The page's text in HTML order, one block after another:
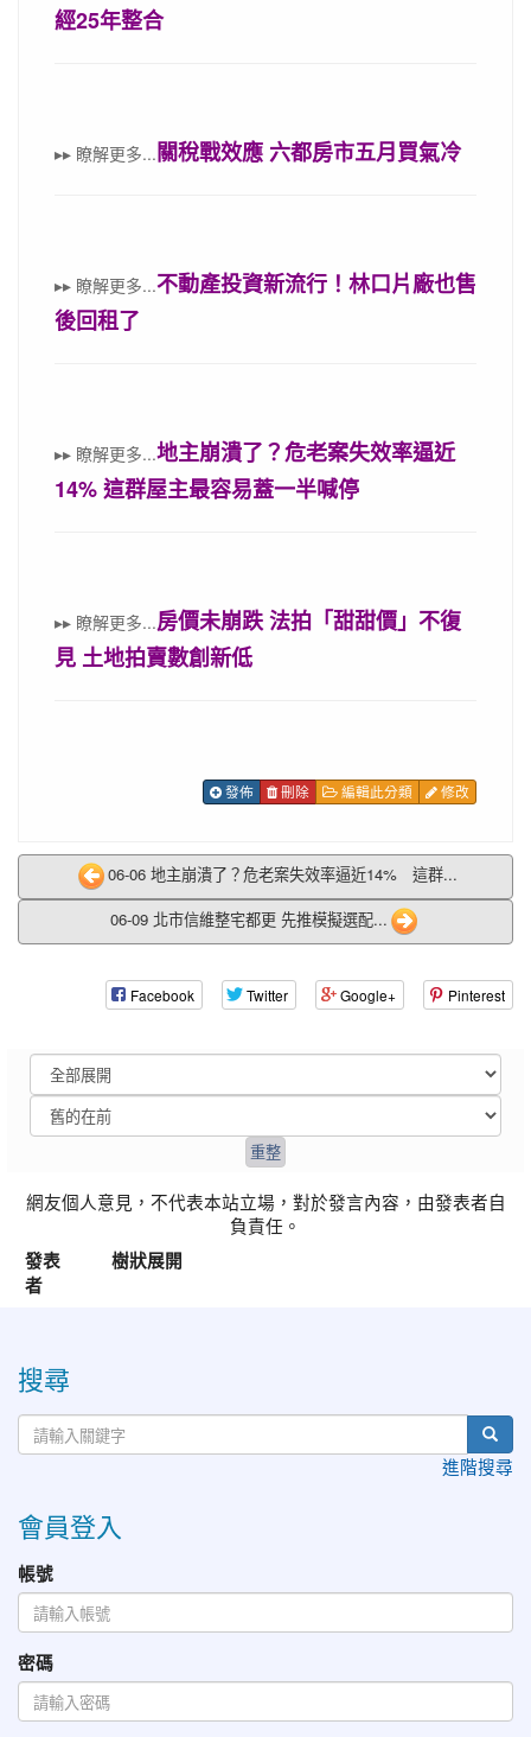
經25年整合
▸▸ 瞭解更多...關稅戰效應 六都房市五月買氣冷
▸▸ 瞭解更多...不動產投資新流行！林口片廠也售
後回租了
▸▸ 瞭解更多...地主崩潰了？危老案失效率逼近
14% 這群屋主最容易蓋一半喊停
▸▸ 瞭解更多...房價未崩跌 法拍「甜甜價」不復
見 土地拍賣數創新低
發佈 刪除 編輯此分類 修改
06-06 地主崩潰了？危老案失效率逼近14% 這群...
06-09 北市信維整宅都更 先推模擬選配...
Facebook Twitter Google+ Pinterest
網友個人意見，不代表本站立場，對於發言內容，由發表者自
負責任。
發表
者
樹狀展開
搜尋
進階搜尋
會員登入
帳號
密碼